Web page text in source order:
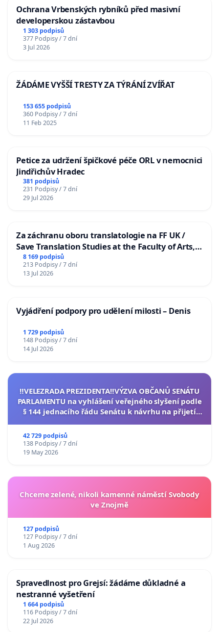
Ochrana Vrbenských rybníků před masivní
developerskou zástavbou
1 303 podpisů
377 Podpisy / 7 dní
3 Jul 2026
ŽÁDÁME VYŠŠÍ TRESTY ZA TÝRÁNÍ ZVÍŘAT
153 655 podpisů
360 Podpisy / 7 dní
11 Feb 2025
Petice za udržení špičkové péče ORL v nemocnici
Jindřichův Hradec
381 podpisů
231 Podpisy / 7 dní
29 Jul 2026
Za záchranu oboru translatologie na FF UK /
Save Translation Studies at the Faculty of Arts,
Charles University
8 169 podpisů
213 Podpisy / 7 dní
13 Jul 2026
Vyjádření podpory pro udělení milosti – Denis
1 729 podpisů
148 Podpisy / 7 dní
14 Jul 2026
‼️VELEZRADA PREZIDENTA‼️VÝZVA OBČANŮ SENÁTU
PARLAMENTU na vyhlášení veřejného slyšení podle
§ 144 jednacího řádu Senátu k návrhu na přijetí
42 729 podpisů
138 Podpisy / 7 dní
19 May 2026
Chceme zelené, nikoli kamenné náměstí Svobody
ve Znojmě
127 podpisů
127 Podpisy / 7 dní
1 Aug 2026
Spravedlnost pro Grejsí: žádáme důkladné a
nestranné vyšetření
1 664 podpisů
116 Podpisy / 7 dní
22 Jul 2026